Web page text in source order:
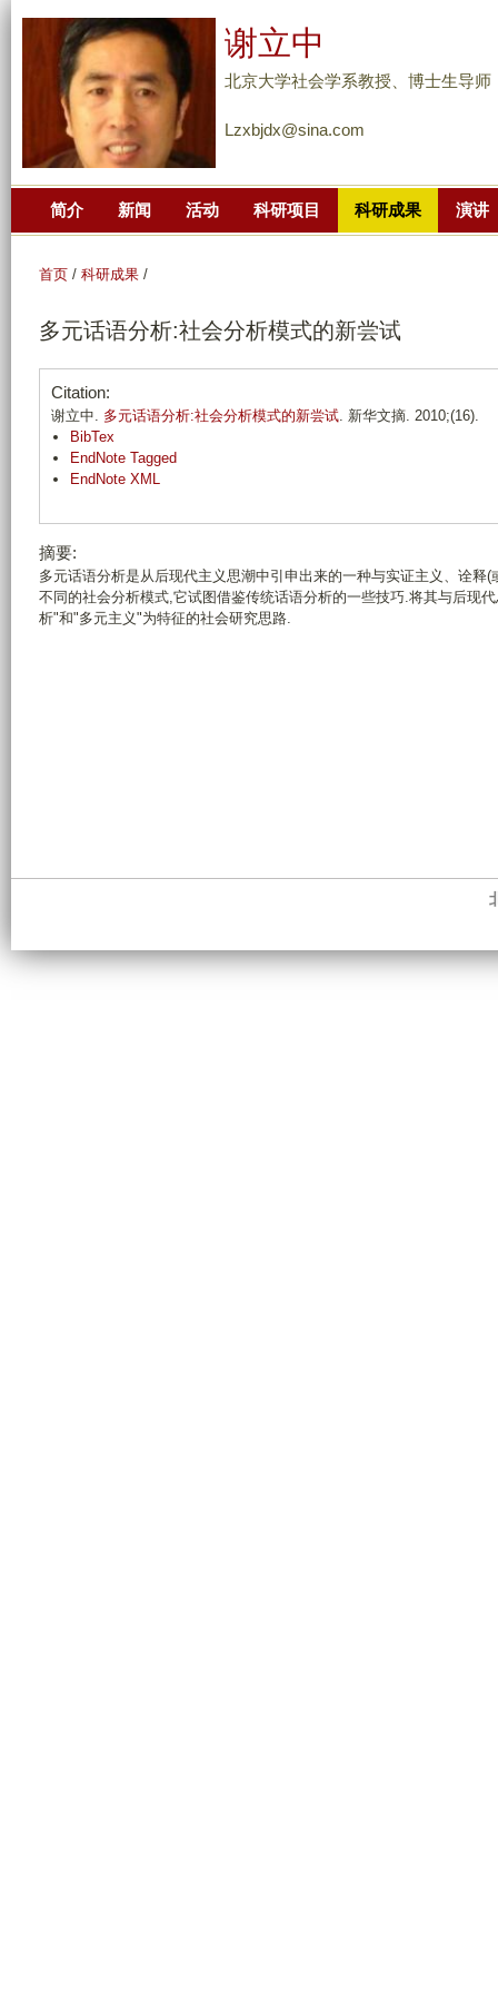
到
主
要
谢立中
北京大学社会学系教授、博士生导师
Lzxbjdx@sina.com
简介 新闻 活动 科研项目 科研成果 演讲
首页 / 科研成果 /
多元话语分析:社会分析模式的新尝试
Citation:
谢立中. 多元话语分析:社会分析模式的新尝试. 新华文摘. 2010;(16).
BibTex
EndNote Tagged
EndNote XML
摘要:
多元话语分析是从后现代主义思潮中引申出来的一种与实证主义、诠释
不同的社会分析模式,它试图借鉴传统话语分析的一些技巧.将其与后现
析"和"多元主义"为特征的社会研究思路.